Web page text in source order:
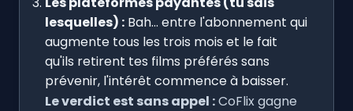
lesquelles) : Bah... entre l'abonnement qui
augmente tous les trois mois et le fait
qu'ils retirent tes films préférés sans
prévenir, l'intérêt commence à baisser.
Le verdict est sans appel :CoFlix gagne